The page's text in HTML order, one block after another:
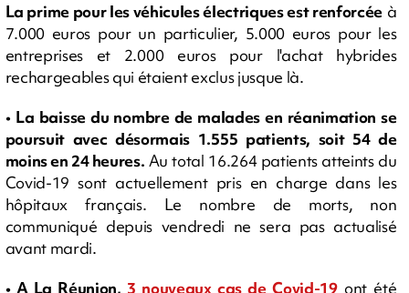
La prime pour les véhicules électriques est renforcée à
7.000 euros pour un particulier, 5.000 euros pour les
entreprises et 2.000 euros pour l'achat hybrides
rechargeables qui étaient exclus jusque là.
• La baisse du nombre de malades en réanimation se
poursuit avec désormais 1.555 patients, soit 54 de
moins en 24 heures. Au total 16.264 patients atteints du
Covid-19 sont actuellement pris en charge dans les
hôpitaux français. Le nombre de morts, non
communiqué depuis vendredi ne sera pas actualisé
avant mardi.
• A La Réunion, 3 nouveaux cas de Covid-19ont été